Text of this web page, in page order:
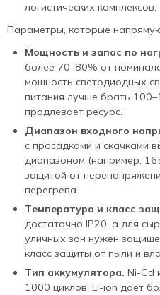
логистических комплексов.
Параметры, которые
Мощность и запас по
более 70–80% от
мощность светодиодных
питания лучше брать
продлевает ресурс.
Диапазон входного
с просадками и скачками
диапазоном (например,
защитой от
перегрева.
Температура и класс
достаточно IP20, а для
уличных зон нужен
класс защиты от пыли и
Тип аккумулятора. Ni‑Cd
1000 циклов, Li‑ion дает